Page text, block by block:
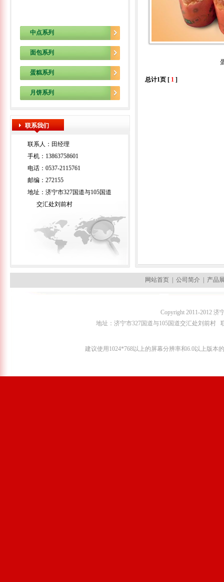
中点系列
面包系列
蛋糕系列
月饼系列
联系我们
联系人：田经理
手机：13863758601
电话：0537-2115761
邮编：272155
地址：济宁市327国道与105国道
交汇处刘前村
总计1页 [ 1 ]
网站首页 公司简介 产品
Copyright 2011-2012
地址：济宁市327国道与105国道交汇处刘前村
建议使用1024*768以上的屏幕分辨率和6.0以上版本